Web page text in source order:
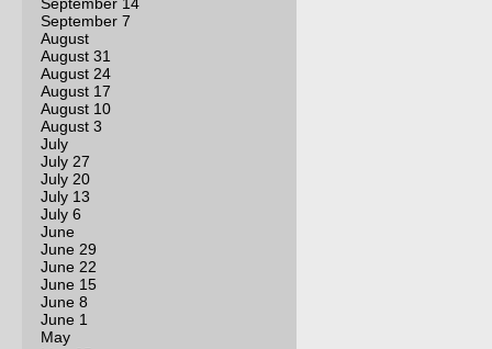
September 7
August
August 31
August 24
August 17
August 10
August 3
July
July 27
July 20
July 13
July 6
June
June 29
June 22
June 15
June 8
June 1
May